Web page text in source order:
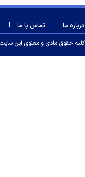
درباره ما تماس با ما
کلیه حقوق مادی و معنوی این سایت